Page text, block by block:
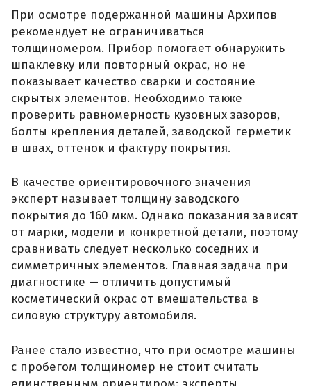
При осмотре подержанной машины Архипов
рекомендует не ограничиваться
толщиномером. Прибор помогает обнаружить
шпаклевку или повторный окрас, но не
показывает качество сварки и состояние
скрытых элементов. Необходимо также
проверить равномерность кузовных зазоров,
болты крепления деталей, заводской герметик
в швах, оттенок и фактуру покрытия.
В качестве ориентировочного значения
эксперт называет толщину заводского
покрытия до 160 мкм. Однако показания зависят
от марки, модели и конкретной детали, поэтому
сравнивать следует несколько соседних и
симметричных элементов. Главная задача при
диагностике — отличить допустимый
косметический окрас от вмешательства в
силовую структуру автомобиля.
Ранее стало известно, что при осмотре машины
с пробегом толщиномер не стоит считать